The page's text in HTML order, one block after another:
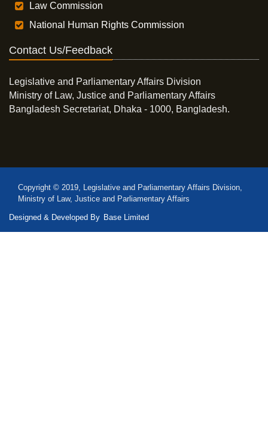
Law Commission
National Human Rights Commission
Contact Us/Feedback
Legislative and Parliamentary Affairs Division
Ministry of Law, Justice and Parliamentary Affairs
Bangladesh Secretariat, Dhaka - 1000, Bangladesh.
Copyright © 2019, Legislative and Parliamentary Affairs Division,
Ministry of Law, Justice and Parliamentary Affairs
Designed & Developed By Base Limited